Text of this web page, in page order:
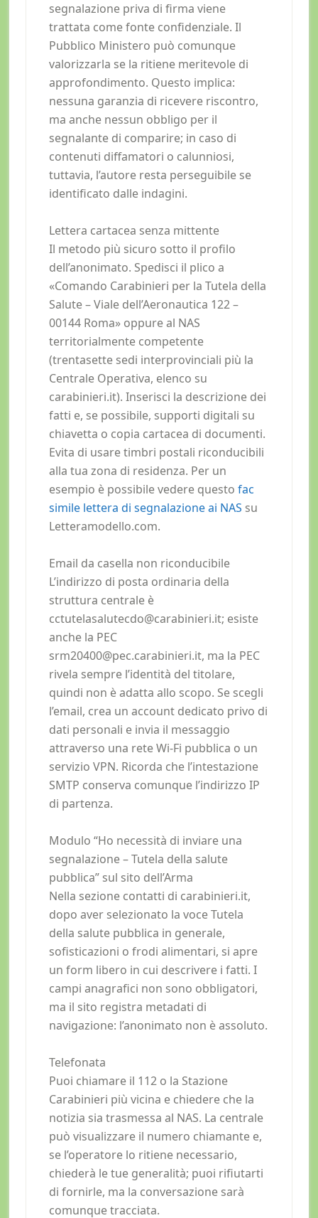
segnalazione priva di firma viene
trattata come fonte confidenziale. Il
Pubblico Ministero può comunque
valorizzarla se la ritiene meritevole di
approfondimento. Questo implica:
nessuna garanzia di ricevere riscontro,
ma anche nessun obbligo per il
segnalante di comparire; in caso di
contenuti diffamatori o calunniosi,
tuttavia, l’autore resta perseguibile se
identificato dalle indagini.
Lettera cartacea senza mittente
Il metodo più sicuro sotto il profilo
dell’anonimato. Spedisci il plico a
«Comando Carabinieri per la Tutela della
Salute – Viale dell’Aeronautica 122 –
00144 Roma» oppure al NAS
territorialmente competente
(trentasette sedi interprovinciali più la
Centrale Operativa, elenco su
carabinieri.it). Inserisci la descrizione dei
fatti e, se possibile, supporti digitali su
chiavetta o copia cartacea di documenti.
Evita di usare timbri postali riconducibili
alla tua zona di residenza. Per un
esempio è possibile vedere questo fac
simile lettera di segnalazione ai NAS su
Letteramodello.com.
Email da casella non riconducibile
L’indirizzo di posta ordinaria della
struttura centrale è
cctutelasalutecdo@carabinieri.it; esiste
anche la PEC
srm20400@pec.carabinieri.it, ma la PEC
rivela sempre l’identità del titolare,
quindi non è adatta allo scopo. Se scegli
l’email, crea un account dedicato privo di
dati personali e invia il messaggio
attraverso una rete Wi-Fi pubblica o un
servizio VPN. Ricorda che l’intestazione
SMTP conserva comunque l’indirizzo IP
di partenza.
Modulo “Ho necessità di inviare una
segnalazione – Tutela della salute
pubblica” sul sito dell’Arma
Nella sezione contatti di carabinieri.it,
dopo aver selezionato la voce Tutela
della salute pubblica in generale,
sofisticazioni o frodi alimentari, si apre
un form libero in cui descrivere i fatti. I
campi anagrafici non sono obbligatori,
ma il sito registra metadati di
navigazione: l’anonimato non è assoluto.
Telefonata
Puoi chiamare il 112 o la Stazione
Carabinieri più vicina e chiedere che la
notizia sia trasmessa al NAS. La centrale
può visualizzare il numero chiamante e,
se l’operatore lo ritiene necessario,
chiederà le tue generalità; puoi rifiutarti
di fornirle, ma la conversazione sarà
comunque tracciata.